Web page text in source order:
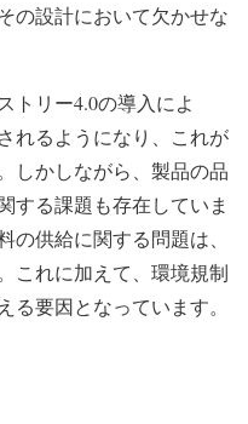
の設計において欠かせな
トリー4.0の導入によ
れるようになり、これが
しかしながら、製品の品
する課題も存在していま
供給に関する問題は、
これに加えて、環境規制
要因となっています。